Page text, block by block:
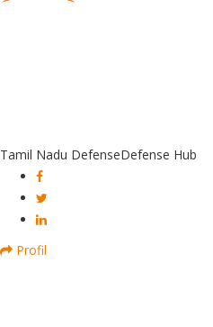
Tamil Nadu DefenseDefense Hub
Profil